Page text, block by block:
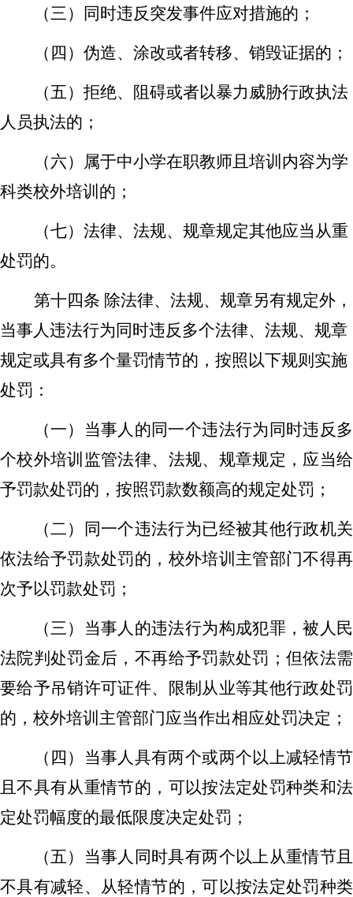
（三）同时违反突发事件应对措施的；
（四）伪造、涂改或者转移、销毁证据的；
（五）拒绝、阻碍或者以暴力威胁行政执法
人员执法的；
（六）属于中小学在职教师且培训内容为学
科类校外培训的；
（七）法律、法规、规章规定其他应当从重
处罚的。
第十四条 除法律、法规、规章另有规定外，
当事人违法行为 同时违反多个法律、法规、规章
规定或具有多个量罚情节的，按照以下规则实施
处罚：
（一）当事人 的同一个违法行为同时违反多
个校外培训监管法律、法规、规章规定，应当给
予罚款处罚的，按照罚款数额高的规定处罚 ；
（二） 同一个违法行为已经被其他行政机关
依法给予罚款处罚的 ， 校外培训主管部门不得再
次予以罚款处罚 ；
（三）当事人 的违法行为构成犯罪，被人民
法院判处罚金后，不再给予罚款处罚 ；但依法需
要给予吊销许可证件、限制从业等其他行政处罚
的， 校外培训主管部门应当作出相应处罚决定 ；
（四） 当事人具有两个或两个以上减轻情节
且不具有从重情节的， 可以按法定处罚种类和法
定处罚幅度的最低限度决定处罚；
（五） 当事人 同时具有两个以上从重情节且
不具有减轻、从轻情节的，可以按法定处罚种类